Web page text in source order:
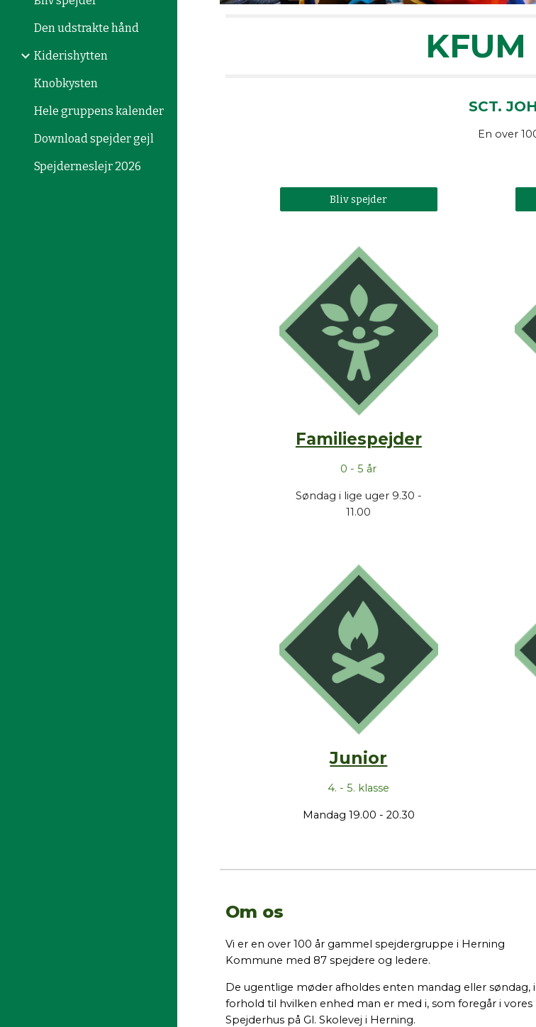
Den udstrakte hånd
Kiderishytten
Knobkysten
Hele gruppens kalender
Download spejder gejl
Spejderneslejr 2026
SCT.
En over
Bliv spejder
Familiespejder
0 - 5 år
Søndag i lige uger 9.30 -
11.00
Junior
4. - 5. klasse
Mandag 19.00 - 20.30
Om os
Vi er en over 100 år gammel spejdergruppe i Herning
Kommune med 87 spejdere og ledere.
De ugentlige møder afholdes enten mandag eller søndag, i
forhold til hvilken enhed man er med i, som foregår i vores
Spejderhus på Gl. Skolevej i Herning.